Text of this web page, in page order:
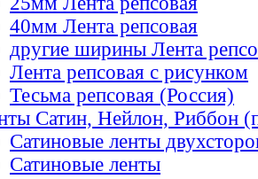
40мм Лента репсовая
другие ширины Лента
Лента репсовая с рисунком
Тесьма репсовая (Россия)
Сатин, Нейлон, Риббон
Сатиновые ленты
Сатиновые ленты